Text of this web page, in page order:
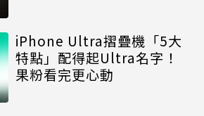
iPhone Ultra摺疊機「5大
特點」配得起Ultra名字！
果粉看完更心動